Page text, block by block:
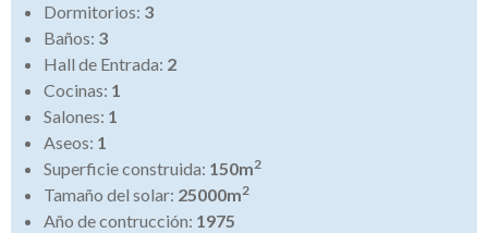
Dormitorios: 3
Baños: 3
Hall de Entrada: 2
Cocinas: 1
Salones: 1
Aseos: 1
Superficie construida: 150m2
Tamaño del solar: 25000m2
Año de contrucción: 1975